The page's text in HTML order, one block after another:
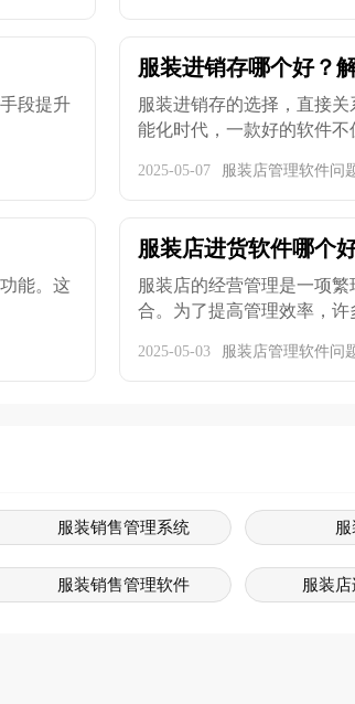
段提升
服装进销存哪个好？
服装进销存的选择，直接
能化时代，一款好的软件不
2025-05-07 服装店管理软件问
能。这
服装店进货软件哪个
服装店的经营管理是一项
合。为了提高管理效率，许
2025-05-03 服装店管理软件问
服装销售管理系统
服装销售管理软件 服装